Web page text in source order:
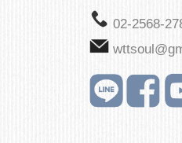
02-2568-